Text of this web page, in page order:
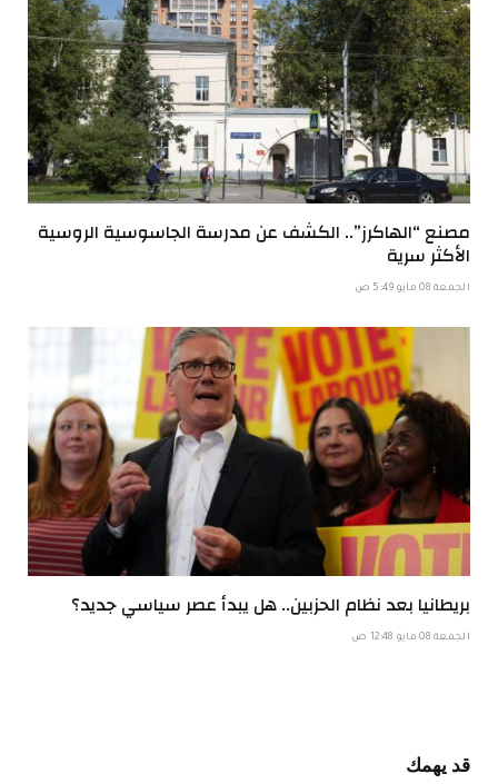
مصنع “الهاكرز”.. الكشف عن مدرسة الجاسوسية الروسية
الأكثر سرية
الجمعة 08 مايو 5:49 ص
بريطانيا بعد نظام الحزبين.. هل يبدأ عصر سياسي جديد؟
الجمعة 08 مايو 12:48 ص
قد يهمك